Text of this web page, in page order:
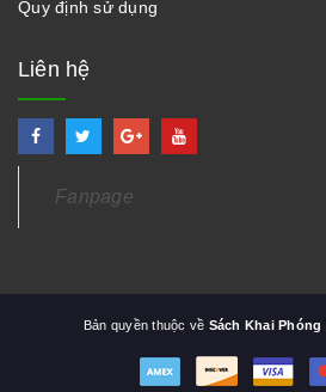
Quy định sử dụng
Liên hệ
Fanpage
Bản quyền thuộc về Sách Khai Phóng